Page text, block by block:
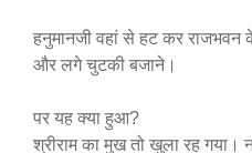
हनुमानजी वहां से हट कर
और लगे चुटकी बजाने।
पर यह क्या हुआ?
श्रीराम का मुख तो खुला रह